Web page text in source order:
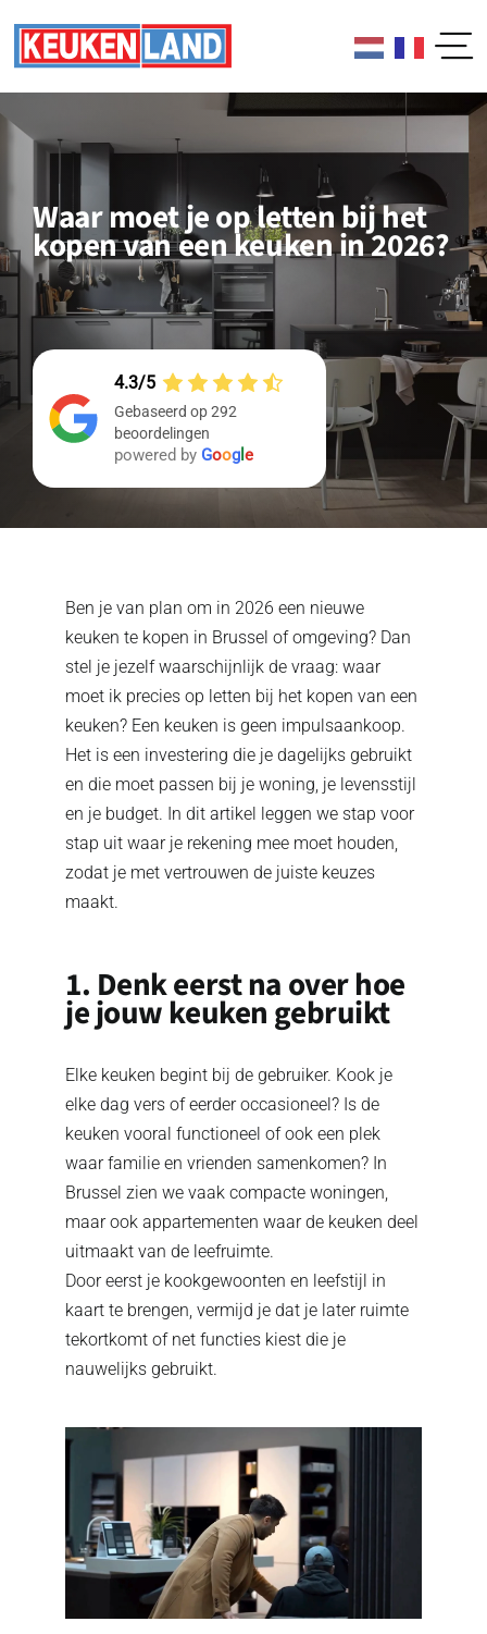
content
Waar moet je op letten bij het
kopen van een keuken in 2026?
4.3
Gebaseerd op 292
beoordelingen
powered by Googl e
Ben je van plan om in 2026 een nieuwe
keuken te kopen in Brussel of omgeving? Dan
stel je jezelf waarschijnlijk de vraag: waar
moet ik precies op letten bij het kopen van een
keuken? Een keuken is geen impulsaankoop.
Het is een investering die je dagelijks gebruikt
en die moet passen bij je woning, je levensstijl
en je budget. In dit artikel leggen we stap voor
stap uit waar je rekening mee moet houden,
zodat je met vertrouwen de juiste keuzes
maakt.
1. Denk eerst na over hoe
je jouw keuken gebruikt
Elke keuken begint bij de gebruiker. Kook je
elke dag vers of eerder occasioneel? Is de
keuken vooral functioneel of ook een plek
waar familie en vrienden samenkomen? In
Brussel zien we vaak compacte woningen,
maar ook appartementen waar de keuken deel
uitmaakt van de leefruimte.
Door eerst je kookgewoonten en leefstijl in
kaart te brengen, vermijd je dat je later ruimte
tekortkomt of net functies kiest die je
nauwelijks gebruikt.